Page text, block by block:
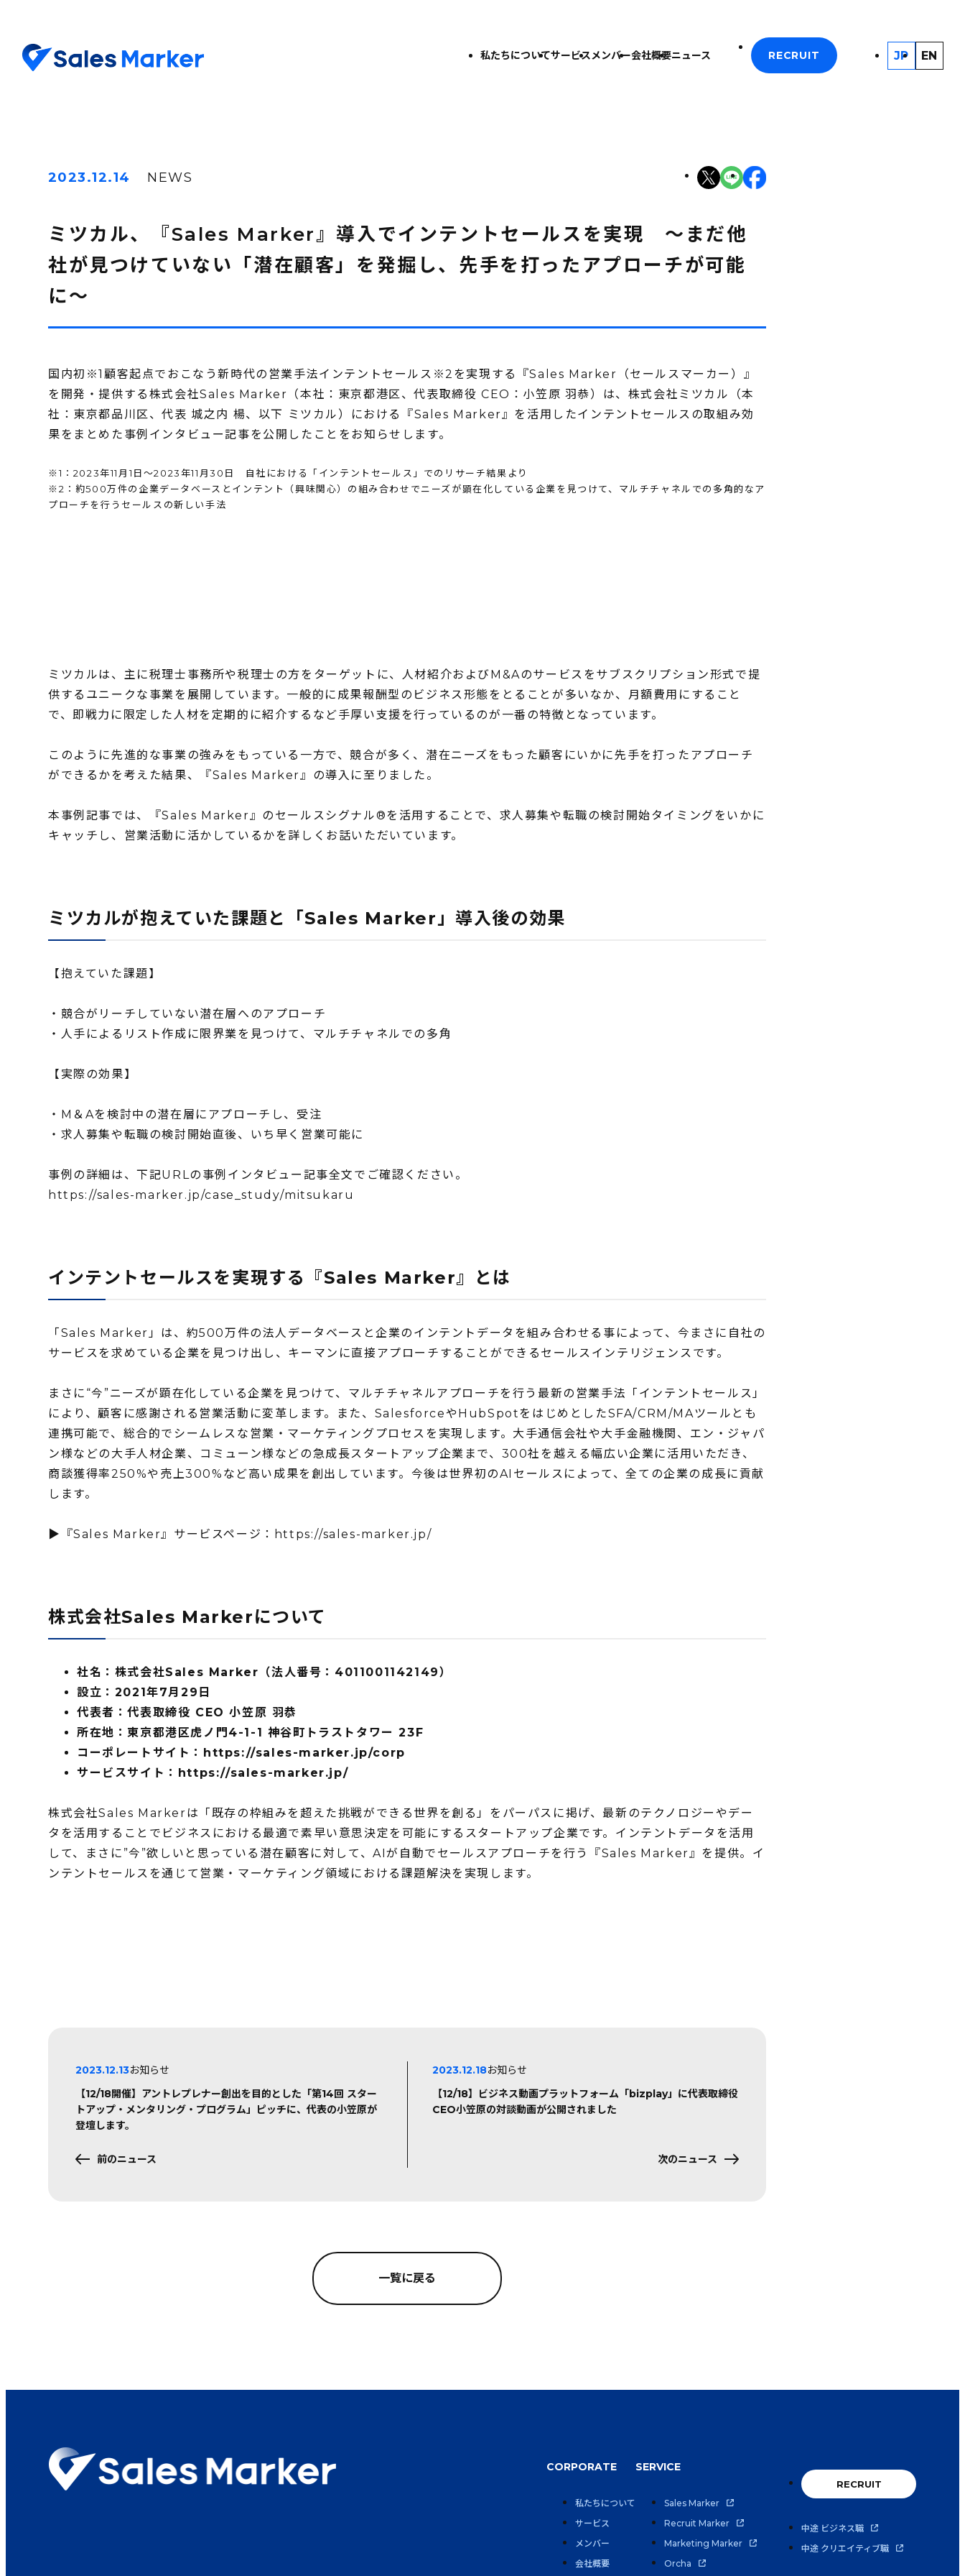
私たちについてサービスメンバー会社概要ニュース RECRUIT JP EN
2023.12.14 NEWS
ミツカル、『Sales Marker』導入でインテントセールスを実現 ～まだ他
社が見つけていない「潜在顧客」を発掘し、先手を打ったアプローチが可能
に～
国内初※1顧客起点でおこなう新時代の営業手法インテントセールス※2を実現する『Sales Marker（セールスマーカー）』
を開発・提供する株式会社Sales Marker（本社：東京都港区、代表取締役 CEO：小笠原 羽恭）は、株式会社ミツカル（本
社：東京都品川区、代表 城之内 楊、以下 ミツカル）における『Sales Marker』を活用したインテントセールスの取組み効
果をまとめた事例インタビュー記事を公開したことをお知らせします。
※1：2023年11月1日〜2023年11月30日 自社における「インテントセールス」でのリサーチ結果より
※2：約500万件の企業データベースとインテント（興味関心）の組み合わせでニーズが顕在化している企業を見つけて、マルチチャネルでの多角的なア
プローチを行うセールスの新しい手法
ミツカルは、主に税理士事務所や税理士の方をターゲットに、人材紹介およびM&Aのサービスをサブスクリプション形式で提
供するユニークな事業を展開しています。一般的に成果報酬型のビジネス形態をとることが多いなか、月額費用にすること
で、即戦力に限定した人材を定期的に紹介するなど手厚い支援を行っているのが一番の特徴となっています。
このように先進的な事業の強みをもっている一方で、競合が多く、潜在ニーズをもった顧客にいかに先手を打ったアプローチ
ができるかを考えた結果、『Sales Marker』の導入に至りました。
本事例記事では、『Sales Marker』のセールスシグナル®︎を活用することで、求人募集や転職の検討開始タイミングをいかに
キャッチし、営業活動に活かしているかを詳しくお話いただいています。
ミツカルが抱えていた課題と「Sales Marker」導入後の効果
【抱えていた課題】
・競合がリーチしていない潜在層へのアプローチ
・人手によるリスト作成に限界業を見つけて、マルチチャネルでの多角
【実際の効果】
・M＆Aを検討中の潜在層にアプローチし、受注
・求人募集や転職の検討開始直後、いち早く営業可能に
事例の詳細は、下記URLの事例インタビュー記事全文でご確認ください。
https://sales-marker.jp/case_study/mitsukaru
インテントセールスを実現する『Sales Marker』とは
「Sales Marker」は、約500万件の法人データベースと企業のインテントデータを組み合わせる事によって、今まさに自社の
サービスを求めている企業を見つけ出し、キーマンに直接アプローチすることができるセールスインテリジェンスです。
まさに“今”ニーズが顕在化している企業を見つけて、マルチチャネルアプローチを行う最新の営業手法「インテントセールス」
により、顧客に感謝される営業活動に変革します。また、SalesforceやHubSpotをはじめとしたSFA/CRM/MAツールとも
連携可能で、総合的でシームレスな営業・マーケティングプロセスを実現します。大手通信会社や大手金融機関、エン・ジャパ
ン様などの大手人材企業、コミューン様などの急成長スタートアップ企業まで、300社を越える幅広い企業に活用いただき、
商談獲得率250%や売上300%など高い成果を創出しています。今後は世界初のAIセールスによって、全ての企業の成長に貢献
します。
▶️『Sales Marker』サービスページ： https://sales-marker.jp/
株式会社Sales Markerについて
社名：株式会社Sales Marker（法人番号：4011001142149）
設⽴：2021年7⽉29⽇
代表者：代表取締役 CEO 小笠原 羽恭
所在地：東京都港区虎ノ門4-1-1 神谷町トラストタワー 23F
コーポレートサイト： https://sales-marker.jp/corp
サービスサイト： https://sales-marker.jp/
株式会社Sales Markerは「既存の枠組みを超えた挑戦ができる世界を創る」をパーパスに掲げ、最新のテクノロジーやデー
タを活用することでビジネスにおける最適で素早い意思決定を可能にするスタートアップ企業です。インテントデータを活用
して、まさに”今”欲しいと思っている潜在顧客に対して、AIが自動でセールスアプローチを行う『Sales Marker』を提供。イ
ンテントセールスを通じて営業・マーケティング領域における課題解決を実現します。
2023.12.13お知らせ
【12/18開催】アントレプレナー創出を目的とした「第14回 スター
トアップ・メンタリング・プログラム」ピッチに、代表の小笠原が
登壇します。
前のニュース
2023.12.18お知らせ
【12/18】ビジネス動画プラットフォーム「bizplay」に代表取締役
CEO小笠原の対談動画が公開されました
次のニュース
一覧に戻る
CORPORATE
私たちについて
サービス
メンバー
会社概要
SERVICE
Sales Marker
Recruit Marker
Marketing Marker
Orcha
RECRUIT
中途 ビジネス職
中途 クリエイティブ職